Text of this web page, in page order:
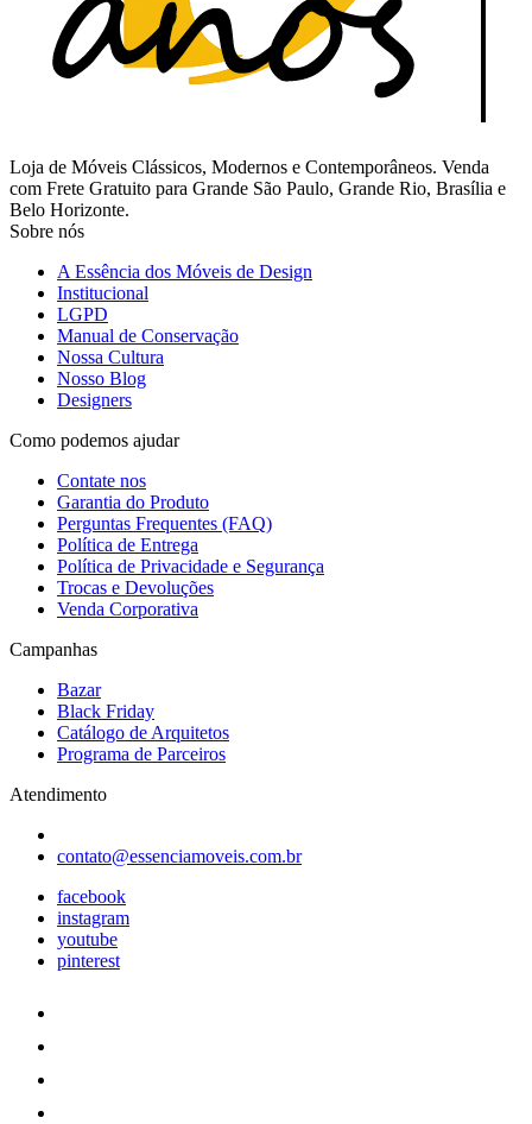
Loja de Móveis Clássicos, Modernos e Contemporâneos. Venda
com Frete Gratuito para Grande São Paulo, Grande Rio, Brasília e
Belo Horizonte.
Sobre nós
A Essência dos Móveis de Design
Institucional
LGPD
Manual de Conservação
Nossa Cultura
Nosso Blog
Designers
Como podemos ajudar
Contate nos
Garantia do Produto
Perguntas Frequentes (FAQ)
Política de Entrega
Política de Privacidade e Segurança
Trocas e Devoluções
Venda Corporativa
Campanhas
Bazar
Black Friday
Catálogo de Arquitetos
Programa de Parceiros
Atendimento
contato@essenciamoveis.com.br
facebook
instagram
youtube
pinterest